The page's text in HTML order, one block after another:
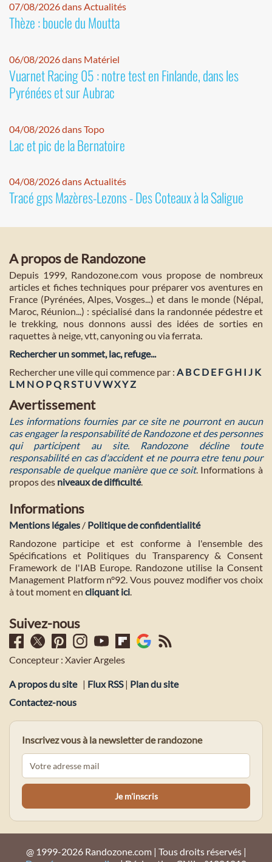
07/08/2026 dans Actualités
Thèze : boucle du Moutta
06/08/2026 dans Matériel
Vuarnet Racing 05 : notre test en Finlande, dans les
Pyrénées et sur Aubrac
04/08/2026 dans Topo
Lac et pic de la Bernatoire
04/08/2026 dans Actualités
Tracé gps Mazères-Lezons - Des Coteaux à la Saligue
A propos de Randozone
Depuis 1999, Randozone.com vous propose de nombreux
articles et fiches techniques pour préparer vos aventures en
France (Pyrénées, Alpes, Vosges...) et dans le monde (Népal,
Maroc, Réunion...) : spécialisé dans la randonnée pédestre et
le trekking, nous donnons aussi des idées de sorties en
raquettes à neige, vtt, canyoning ou via ferrata.
Rechercher un sommet, lac, refuge...
Rechercher une ville qui commence par : A BC D E FG H I J K
L M NO PQ RST U VWXYZ
Avertissement
Les informations fournies par ce site ne pourront en aucun
cas engager la responsabilité de Randozone et des personnes
qui participent au site. Randozone décline toute
responsabilité en cas d'accident et ne pourra etre tenu pour
responsable de quelque manière que ce soit. Informations à
propos des niveaux de difficulté.
Informations
Mentions légales / Politique de confidentialité
Randozone participe et est conforme à l'ensemble des
Spécifications et Politiques du Transparency & Consent
Framework de l'IAB Europe. Randozone utilise la Consent
Management Platform n°92. Vous pouvez modifier vos choix
à tout moment en cliquant ici.
Suivez-nous
Concepteur : Xavier Argeles
A propos du site | Flux RSS| Plan du site
Contactez-nous
Inscrivez vous à la newsletter de randozone
@ 1999-2026 Randozone.com | Tous droits réservés |